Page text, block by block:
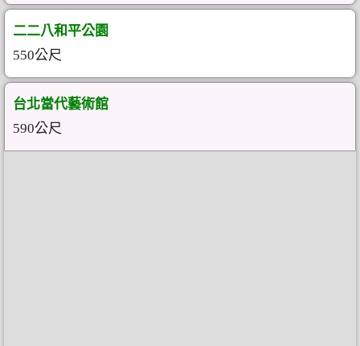
二二八和平公園
550公尺
台北當代藝術館
590公尺